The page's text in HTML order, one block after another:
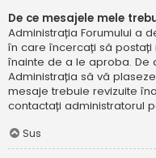
De ce mesajele mele
Administrația Forumului a
în care încercați să postați
înainte de a le aproba. De
Administrația să vă
mesaje trebuie revizuite
contactați administratorul
Sus